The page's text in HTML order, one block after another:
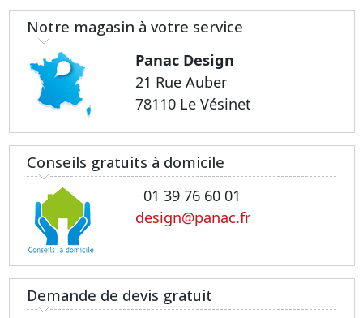
Notre magasin à votre service
Panac Design
21 Rue Auber
78110 Le Vésinet
Conseils gratuits à domicile
01 39 76 60 01
design@panac.fr
Demande de devis gratuit